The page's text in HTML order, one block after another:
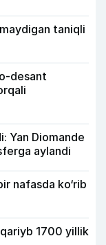
taniqli
desant
Yan Diomande
aylandi
nafasda ko‘rib
1700 yillik